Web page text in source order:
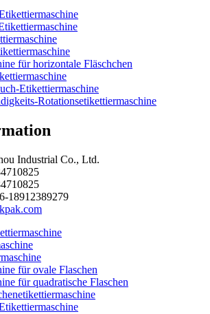
für horizontale Fläschchen
Etikettiermaschine
Rotationsetikettiermaschine
Industrial Co., Ltd.
18912389279
für ovale Flaschen
für quadratische Flaschen